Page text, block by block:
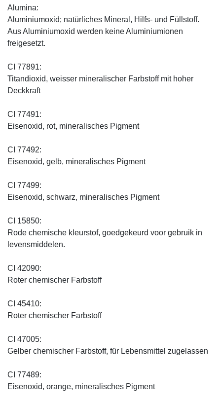
Alumina:
Aluminiumoxid; natürliches Mineral, Hilfs- und Füllstoff.
Aus Aluminiumoxid werden keine Aluminiumionen
freigesetzt.
CI 77891:
Titandioxid, weisser mineralischer Farbstoff mit hoher
Deckkraft
CI 77491:
Eisenoxid, rot, mineralisches Pigment
CI 77492:
Eisenoxid, gelb, mineralisches Pigment
CI 77499:
Eisenoxid, schwarz, mineralisches Pigment
CI 15850:
Rode chemische kleurstof, goedgekeurd voor gebruik in
levensmiddelen.
CI 42090:
Roter chemischer Farbstoff
CI 45410:
Roter chemischer Farbstoff
CI 47005:
Gelber chemischer Farbstoff, für Lebensmittel zugelassen
CI 77489:
Eisenoxid, orange, mineralisches Pigment